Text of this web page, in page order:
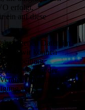
erfolgt,
ein auf diese
Daten im
denn, wir können
Freiheiten der
dient der
von